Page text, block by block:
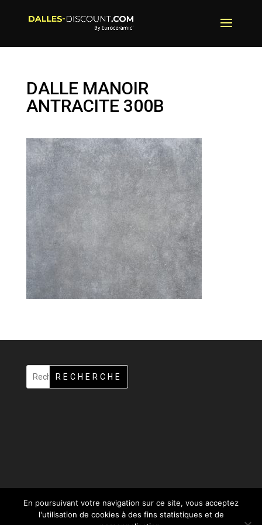
DALLE MANOIR
ANTRACITE 300B
RECHERCHE
En poursuivant votre navigation sur ce site, vous acceptez
l'utilisation de cookies à des fins statistiques et de